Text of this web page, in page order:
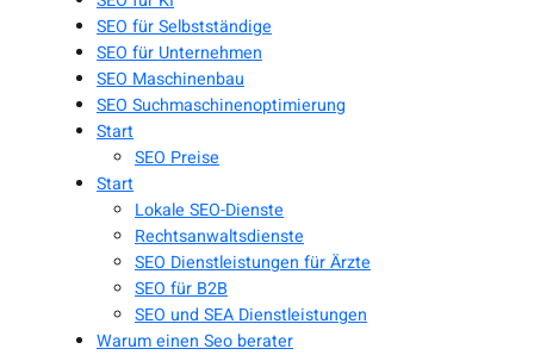
SEO für Selbstständige
SEO für Unternehmen
SEO Maschinenbau
SEO Suchmaschinenoptimierung
Start
SEO Preise
Start
Lokale SEO-Dienste
Rechtsanwaltsdienste
SEO Dienstleistungen für Ärzte
SEO für B2B
SEO und SEA Dienstleistungen
Warum einen Seo berater